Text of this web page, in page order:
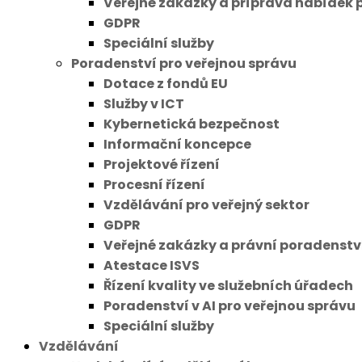
GDPR
Speciální služby
Poradenství pro veřejnou správu
Dotace z fondů EU
Služby v ICT
Kybernetická bezpečnost
Informační koncepce
Projektové řízení
Procesní řízení
Vzdělávání pro veřejný sektor
GDPR
Veřejné zakázky a právní
Atestace ISVS
Řízení kvality ve služebních úřadech
Poradenství v AI pro veřejnou správu
Speciální služby
Vzdělávání